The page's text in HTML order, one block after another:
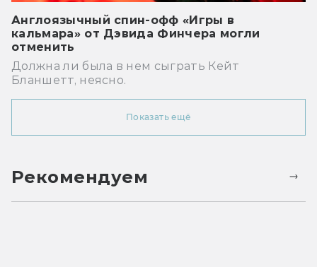
Англоязычный спин-офф «Игры в
кальмара» от Дэвида Финчера могли
отменить
Должна ли была в нем сыграть Кейт
Бланшетт, неясно.
Показать ещё
Рекомендуем